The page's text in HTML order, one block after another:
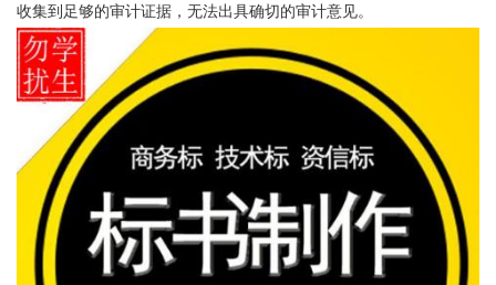
收集到足够的审计证据，无法出具确切的审计意见。